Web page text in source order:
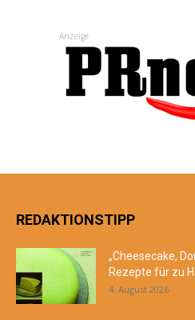
Anzeige
REDAKTIONSTIPP
„Cheesecake,
Rezepte für zu
4. August 2026